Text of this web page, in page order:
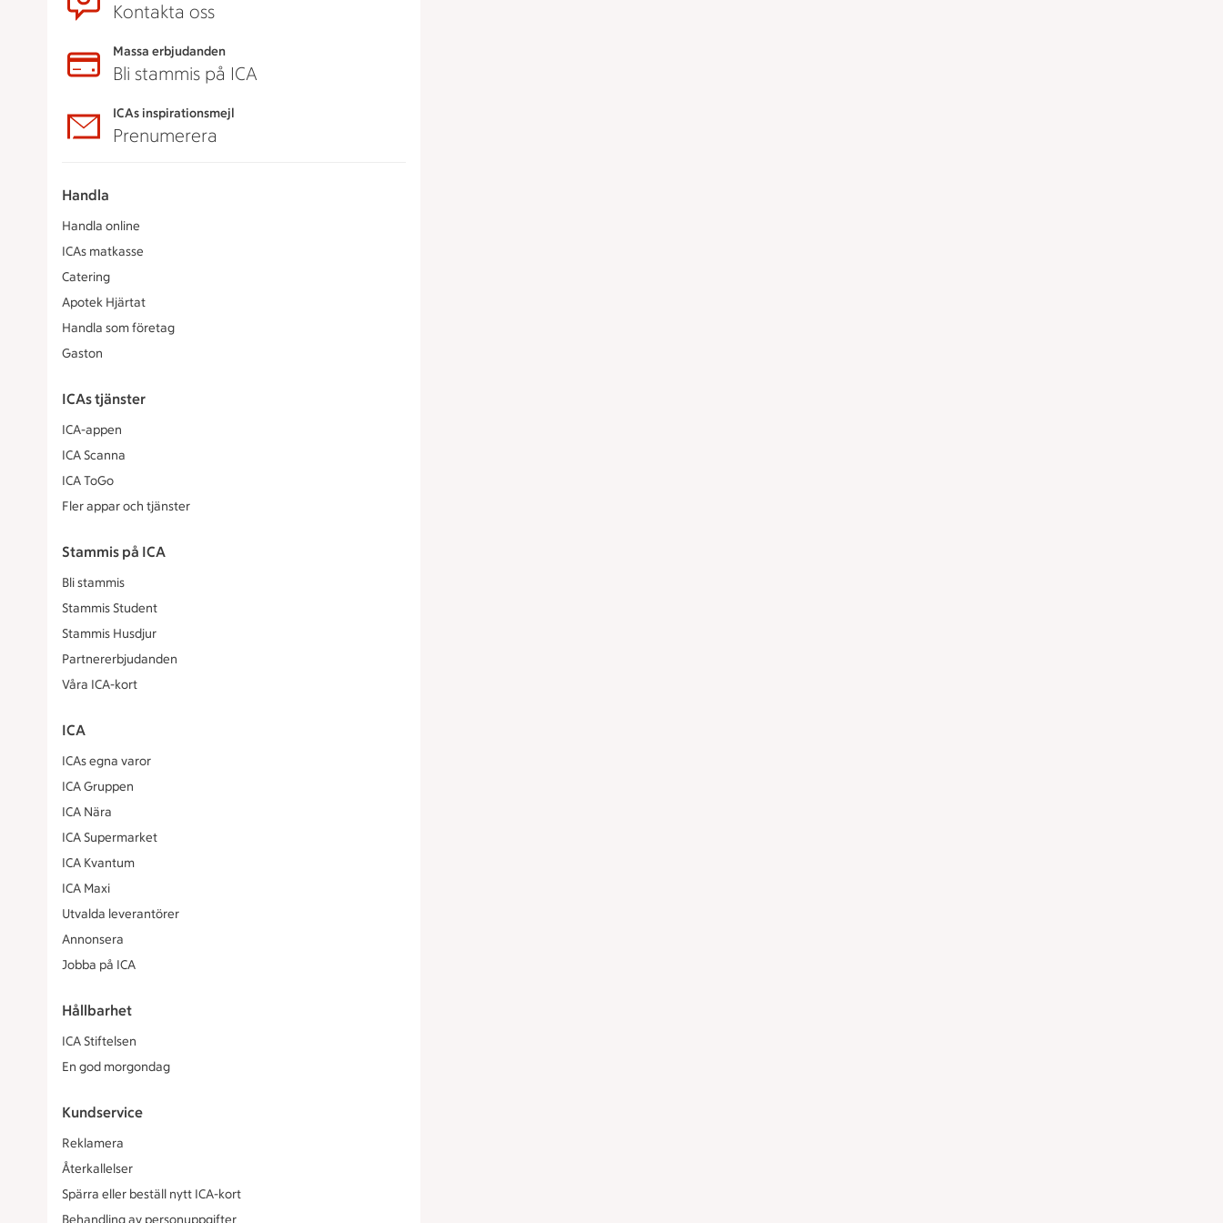
Kontakta oss
Massa erbjudanden
Bli stammis på ICA
ICAs inspirationsmejl
Prenumerera
Handla
Handla online
ICAs matkasse
Catering
Apotek Hjärtat
Handla som företag
Gaston
ICAs tjänster
ICA-appen
ICA Scanna
ICA ToGo
Fler appar och tjänster
Stammis på ICA
Bli stammis
Stammis Student
Stammis Husdjur
Partnererbjudanden
Våra ICA-kort
ICA
ICAs egna varor
ICA Gruppen
ICA Nära
ICA Supermarket
ICA Kvantum
ICA Maxi
Utvalda leverantörer
Annonsera
Jobba på ICA
Hållbarhet
ICA Stiftelsen
En god morgondag
Kundservice
Reklamera
Återkallelser
Spärra eller beställ nytt ICA-kort
Behandling av personuppgifter